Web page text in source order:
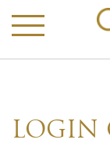
LOGIN